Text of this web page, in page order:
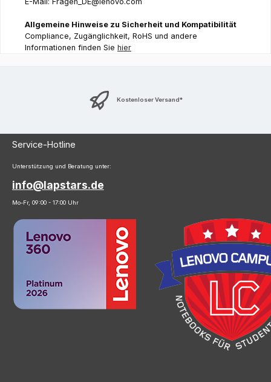
Allgemeine Hinweise zu Sicherheit und Kompatibilität
Compliance, Zugänglichkeit, RoHS und andere
Informationen finden Sie hier
Kostenloser Versand*
Service-Hotline
Unterstützung und Beratung unter:
info@lapstars.de
Mo-Fr, 09:00 - 17:00 Uhr